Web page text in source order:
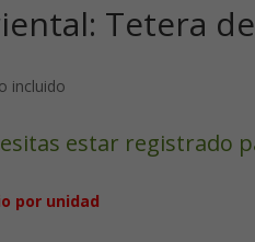
Tetera
incluido
estar registrado
por unidad